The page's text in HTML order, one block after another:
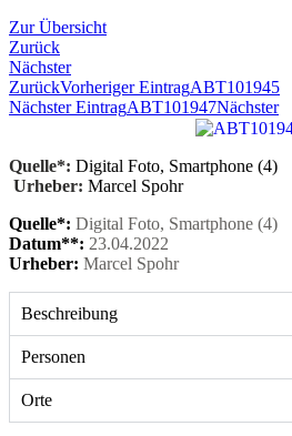
Zur Übersicht
Zurück
Nächster
ZurückVorheriger EintragABT101945
Nächster EintragABT101947Nächster
Quelle*: Digital Foto, Smartphone (4)
Urheber: Marcel Spohr
Quelle*: Digital Foto, Smartphone (4)
Datum**: 23.04.2022
Urheber: Marcel Spohr
Beschreibung
Personen
Orte